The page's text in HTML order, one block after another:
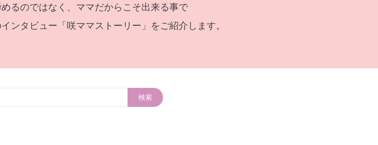
るのではなく、ママだからこそ出来る事で
ンタビュー「咲ママストーリー」をご紹介します。
検索